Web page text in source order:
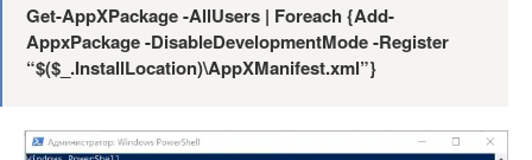
Get-AppXPackage -AllUsers | Foreach {Add-
AppxPackage -DisableDevelopmentMode -Register
“$($_.InstallLocation)\AppXManifest.xml”}